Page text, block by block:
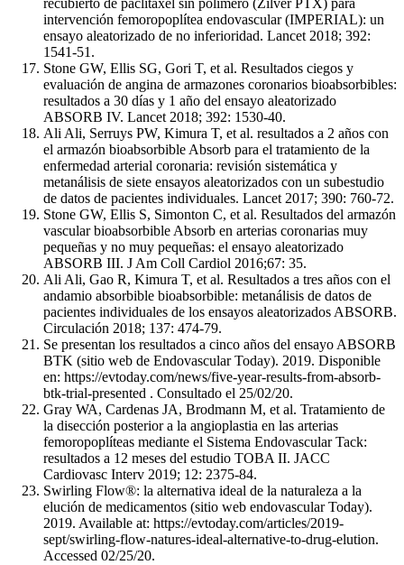
recubierto de paclitaxel sin polímero (Zilver PTX) para
intervención femoropoplítea endovascular (IMPERIAL): un
ensayo aleatorizado de no inferioridad. Lancet 2018; 392:
1541-51.
Stone GW, Ellis SG, Gori T, et al. Resultados ciegos y
evaluación de angina de armazones coronarios bioabsorbibles:
resultados a 30 días y 1 año del ensayo aleatorizado
ABSORB IV. Lancet 2018; 392: 1530-40.
Ali Ali, Serruys PW, Kimura T, et al. resultados a 2 años con
el armazón bioabsorbible Absorb para el tratamiento de la
enfermedad arterial coronaria: revisión sistemática y
metanálisis de siete ensayos aleatorizados con un subestudio
de datos de pacientes individuales. Lancet 2017; 390: 760-72.
Stone GW, Ellis S, Simonton C, et al. Resultados del armazón
vascular bioabsorbible Absorb en arterias coronarias muy
pequeñas y no muy pequeñas: el ensayo aleatorizado
ABSORB III. J Am Coll Cardiol 2016;67: 35.
Ali Ali, Gao R, Kimura T, et al. Resultados a tres años con el
andamio absorbible bioabsorbible: metanálisis de datos de
pacientes individuales de los ensayos aleatorizados ABSORB.
Circulación 2018; 137: 474-79.
Se presentan los resultados a cinco años del ensayo ABSORB
BTK (sitio web de Endovascular Today). 2019. Disponible
en: https://evtoday.com/news/five-year-results-from-absorb-
btk-trial-presented . Consultado el 25/02/20.
Gray WA, Cardenas JA, Brodmann M, et al. Tratamiento de
la disección posterior a la angioplastia en las arterias
femoropoplíteas mediante el Sistema Endovascular Tack:
resultados a 12 meses del estudio TOBA II. JACC
Cardiovasc Interv 2019; 12: 2375-84.
Swirling Flow®: la alternativa ideal de la naturaleza a la
elución de medicamentos (sitio web endovascular Today).
2019. Available at: https://evtoday.com/articles/2019-
sept/swirling-flow-natures-ideal-alternative-to-drug-elution.
Accessed 02/25/20.